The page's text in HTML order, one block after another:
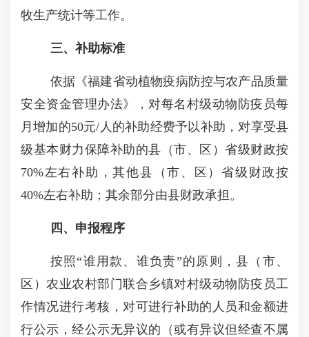
牧生产统计等工作。
三、补助标准
依据《福建省动植物疫病防控与农产品质量
安全资金管理办法》，对每名村级动物防疫员每
月增加的50元/人的补助经费予以补助，对享受县
级基本财力保障补助的县（市、区）省级财政按
70%左右补助，其他县（市、区）省级财政按
40%左右补助；其余部分由县财政承担。
四、申报程序
按照“谁用款、谁负责”的原则，县（市、
区）农业农村部门联合乡镇对村级动物防疫员工
作情况进行考核，对可进行补助的人员和金额进
行公示，经公示无异议的（或有异议但经查不属